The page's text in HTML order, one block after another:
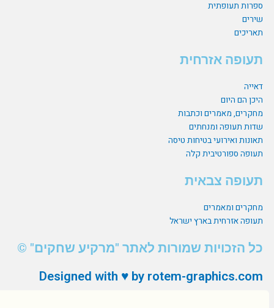
o
k
תעופתית
אזרחית
הם היום
מאמרים וכתבות
תעופה ומנחתים
ואירועי בטיחות טיסה
ספורטיבית קלה
צבאית
ומאמרים
אזרחית בארץ ישראל
הזכויות שמורות לאתר "מרקיע שחקים" ©
Designed with ♥ by rotem-